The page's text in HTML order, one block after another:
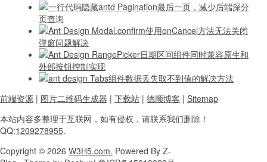
一行代码隐藏antd Pagination最后一页，减少后端深分
页查询
Ant Design Modal.confirm使用onCancel方法无法关闭
弹窗问题解决
Ant Design RangePicker日期区间组件同时兼容原生和
外部按钮控制实现
ant design Tabs组件数据丢失取不到值的解决方法
前端资源 | 图片二维码生成器 | 下载站 | 德顺博客 | Sitemap
本站内容多整理于互联网， 如有侵权，请联系我们删除！
QQ:1209278955.
Copyright © 2026 W3H5.com. Powered By Z-